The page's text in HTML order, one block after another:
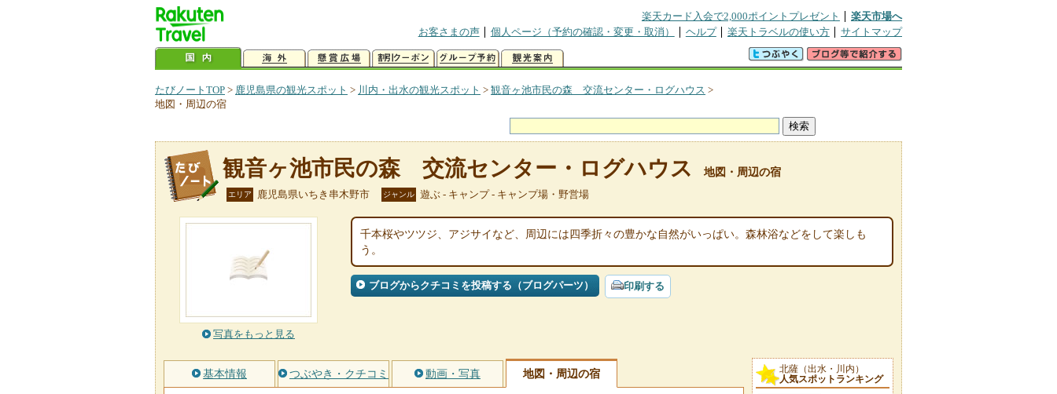
楽天カード入会で2,000ポイントプレゼント
楽天市場へ
お客さまの声
個人ページ（予約の確認・変更・取消） ヘルプ 楽天トラベルの使い方 サイトマップ
たびノートTOP > 鹿児島県の観光スポット > 川内・出水の観光スポット > 観音ヶ池市民の森 交流センター・ログハウス >
地図・周辺の宿
観音ヶ池市民の森 交流センター・ログハウス 地図・周辺の宿
エリア 鹿児島県いちき串木野市 ジャンル 遊ぶ - キャンプ - キャンプ場・野営場
写真をもっと見る
千本桜やツツジ、アジサイなど、周辺には四季折々の豊かな自然がいっぱい。森林浴などをして楽しも
う。
ブログからクチコミを投稿する（ブログパーツ） 印刷する
基本情報 つぶやき・クチコミ 動画・写真 地図・周辺の宿
北薩（出水・川内）
人気スポットランキング